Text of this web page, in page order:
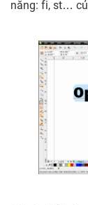
năng: fi, st…